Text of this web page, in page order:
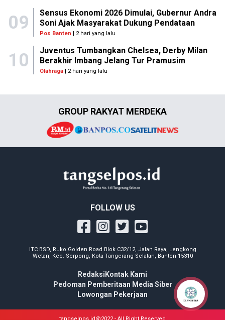
09
Sensus Ekonomi 2026 Dimulai, Gubernur Andra
Soni Ajak Masyarakat Dukung Pendataan
Pos Banten | 2 hari yang lalu
10
Juventus Tumbangkan Chelsea, Derby Milan
Berakhir Imbang Jelang Tur Pramusim
Olahraga| 2 hari yang lalu
GROUP RAKYAT MERDEKA
FOLLOW US
ITC BSD, Ruko Golden Road Blok C32/12, Jalan Raya, Lengkong
Wetan, Kec. Serpong, Kota Tangerang Selatan, Banten 15310
Redaksi Kontak Kami
Pedoman Pemberitaan Media Siber
Lowongan Pekerjaan